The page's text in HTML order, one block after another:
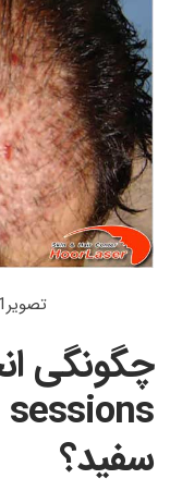
تصویر1: جوش بعد از عمل کاشت مو
سفید؟